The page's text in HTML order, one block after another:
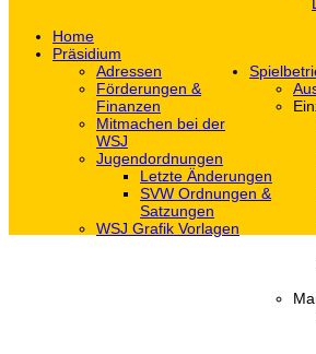
Home
Präsidium
Adressen
Förderungen &
Finanzen
Mitmachen bei der
WSJ
Jugendordnungen
Letzte Änderungen
SVW Ordnungen &
Satzungen
WSJ Grafik Vorlagen